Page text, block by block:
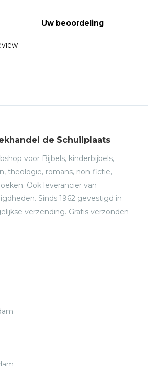
Uw beoordeling
de Schuilplaats
voor Bijbels, kinderbijbels,
theologie, romans, non-fictie,
Ook leverancier van
Sinds 1962 gevestigd in
verzending. Gratis verzonden